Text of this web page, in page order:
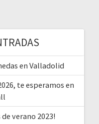
en Valladolid
te esperamos en
verano 2023!